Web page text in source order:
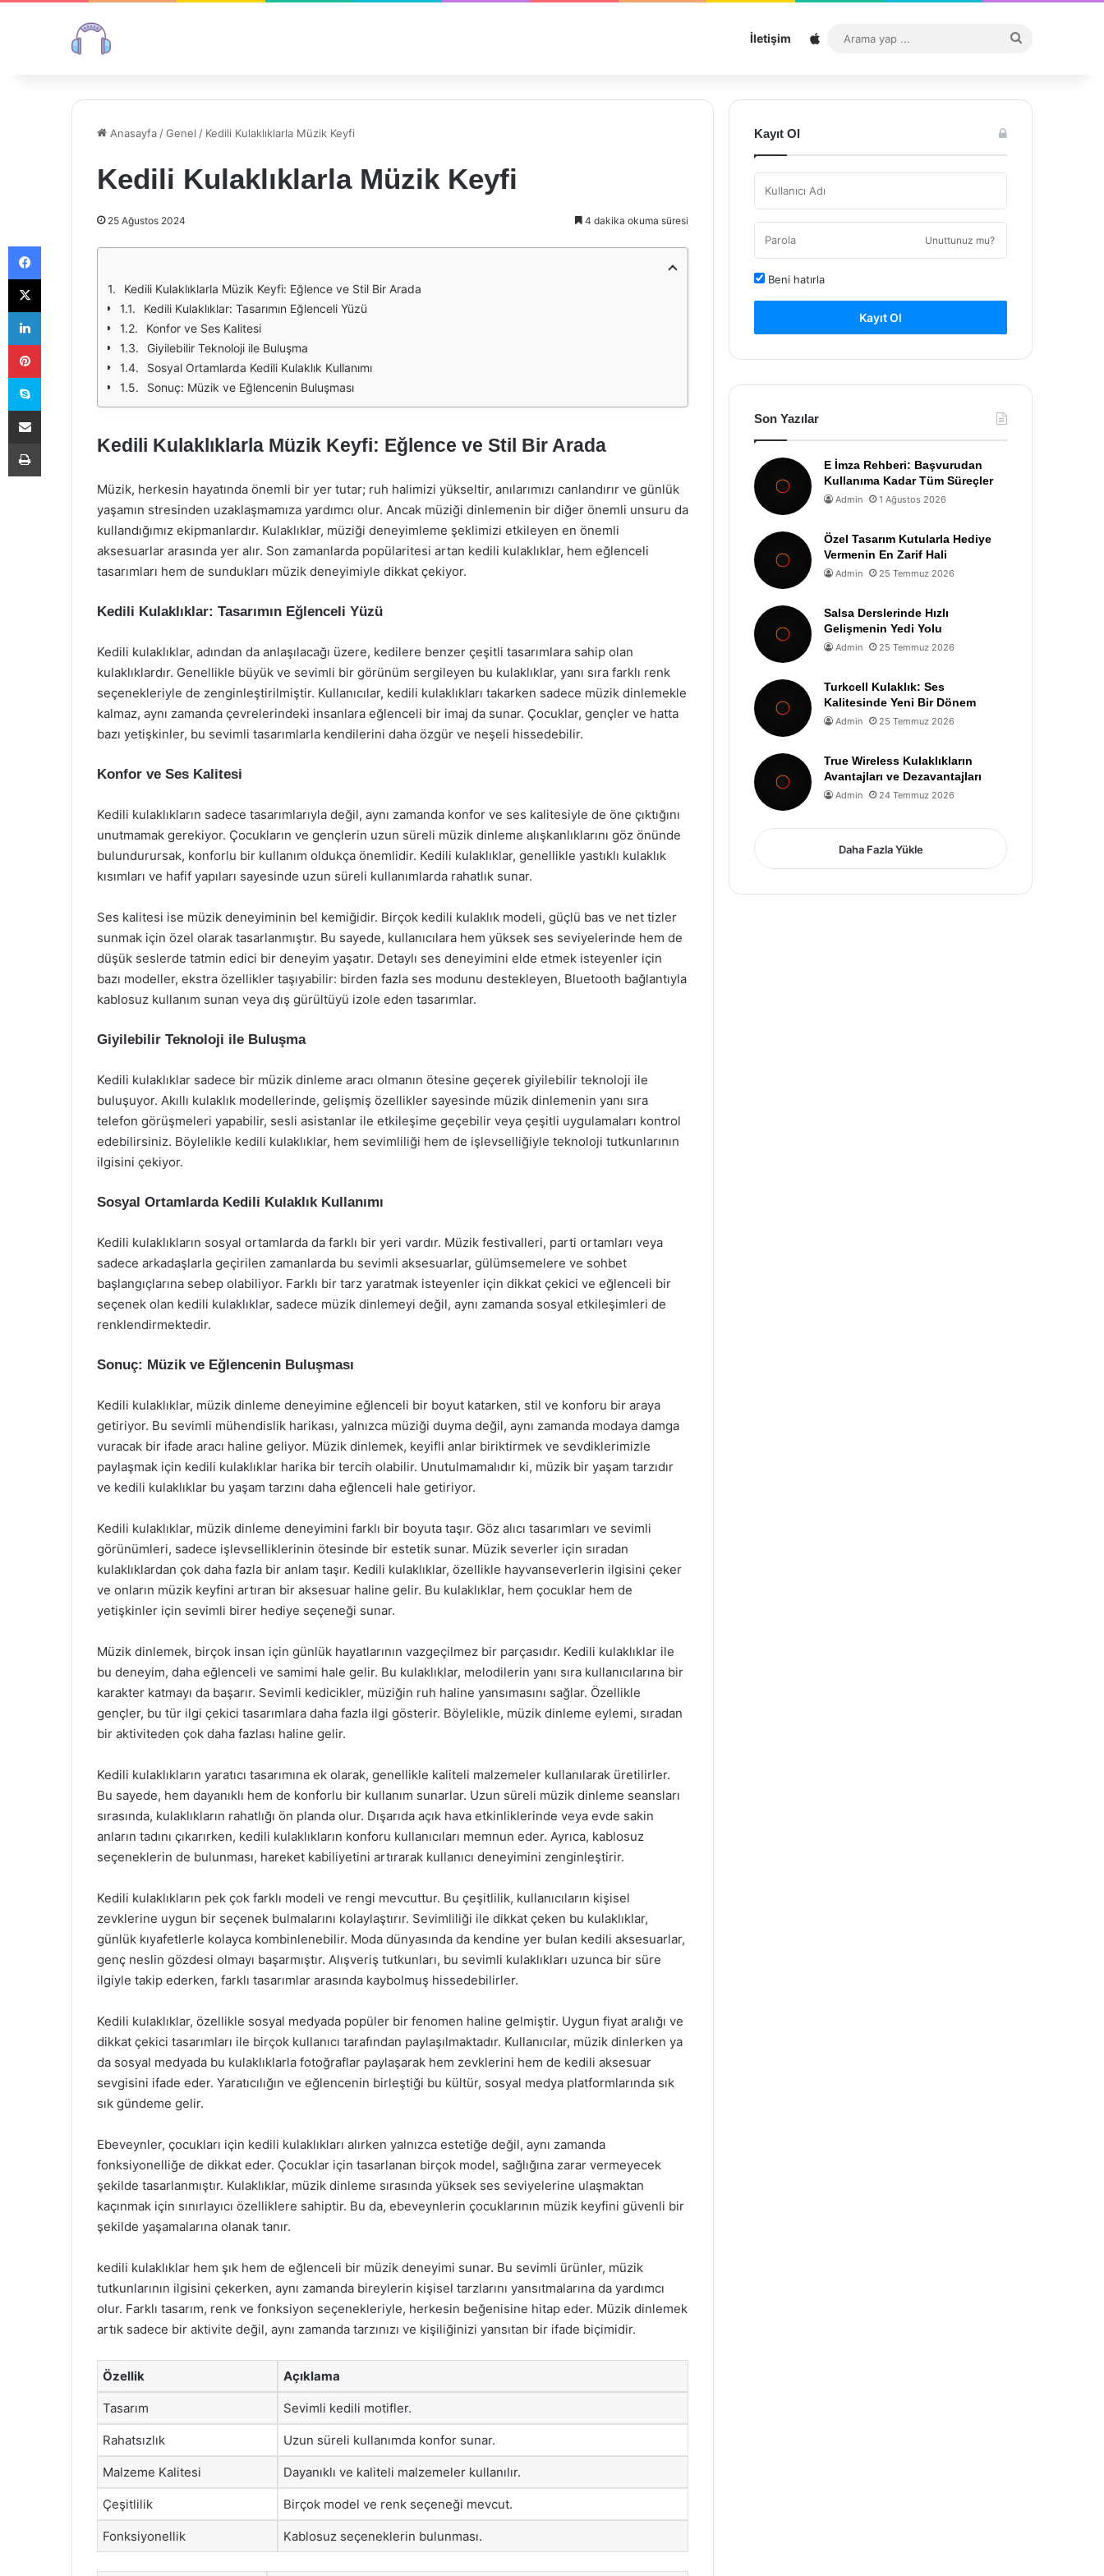
İletişim Sitemap
...
Anasayfa /Genel / Kedili Kulaklıklarla Müzik Keyfi
Kedili Kulaklıklarla Müzik Keyfi
25 Ağustos 2024 4 dakika okuma süresi
Kedili Kulaklıklarla Müzik Keyfi: Eğlence ve Stil Bir Arada
Kedili Kulaklıklar: Tasarımın Eğlenceli Yüzü
Konfor ve Ses Kalitesi
Giyilebilir Teknoloji ile Buluşma
Sosyal Ortamlarda Kedili Kulaklık Kullanımı
Sonuç: Müzik ve Eğlencenin Buluşması
Kedili Kulaklıklarla Müzik Keyfi: Eğlence ve Stil Bir Arada
Müzik, herkesin hayatında önemli bir yer tutar; ruh halimizi yükseltir, anılarımızı canlandırır ve günlük
yaşamın stresinden uzaklaşmamıza yardımcı olur. Ancak müziği dinlemenin bir diğer önemli unsuru da
kullandığımız ekipmanlardır. Kulaklıklar, müziği deneyimleme şeklimizi etkileyen en önemli
aksesuarlar arasında yer alır. Son zamanlarda popülaritesi artan kedili kulaklıklar, hem eğlenceli
tasarımları hem de sundukları müzik deneyimiyle dikkat çekiyor.
Kedili Kulaklıklar: Tasarımın Eğlenceli Yüzü
Kedili kulaklıklar, adından da anlaşılacağı üzere, kedilere benzer çeşitli tasarımlara sahip olan
kulaklıklardır. Genellikle büyük ve sevimli bir görünüm sergileyen bu kulaklıklar, yanı sıra farklı renk
seçenekleriyle de zenginleştirilmiştir. Kullanıcılar, kedili kulaklıkları takarken sadece müzik dinlemekle
kalmaz, aynı zamanda çevrelerindeki insanlara eğlenceli bir imaj da sunar. Çocuklar, gençler ve hatta
bazı yetişkinler, bu sevimli tasarımlarla kendilerini daha özgür ve neşeli hissedebilir.
Konfor ve Ses Kalitesi
Kedili kulaklıkların sadece tasarımlarıyla değil, aynı zamanda konfor ve ses kalitesiyle de öne çıktığını
unutmamak gerekiyor. Çocukların ve gençlerin uzun süreli müzik dinleme alışkanlıklarını göz önünde
bulundurursak, konforlu bir kullanım oldukça önemlidir. Kedili kulaklıklar, genellikle yastıklı kulaklık
kısımları ve hafif yapıları sayesinde uzun süreli kullanımlarda rahatlık sunar.
Ses kalitesi ise müzik deneyiminin bel kemiğidir. Birçok kedili kulaklık modeli, güçlü bas ve net tizler
sunmak için özel olarak tasarlanmıştır. Bu sayede, kullanıcılara hem yüksek ses seviyelerinde hem de
düşük seslerde tatmin edici bir deneyim yaşatır. Detaylı ses deneyimini elde etmek isteyenler için
bazı modeller, ekstra özellikler taşıyabilir: birden fazla ses modunu destekleyen, Bluetooth bağlantıyla
kablosuz kullanım sunan veya dış gürültüyü izole eden tasarımlar.
Giyilebilir Teknoloji ile Buluşma
Kedili kulaklıklar sadece bir müzik dinleme aracı olmanın ötesine geçerek giyilebilir teknoloji ile
buluşuyor. Akıllı kulaklık modellerinde, gelişmiş özellikler sayesinde müzik dinlemenin yanı sıra
telefon görüşmeleri yapabilir, sesli asistanlar ile etkileşime geçebilir veya çeşitli uygulamaları kontrol
edebilirsiniz. Böylelikle kedili kulaklıklar, hem sevimliliği hem de işlevselliğiyle teknoloji tutkunlarının
ilgisini çekiyor.
Sosyal Ortamlarda Kedili Kulaklık Kullanımı
Kedili kulaklıkların sosyal ortamlarda da farklı bir yeri vardır. Müzik festivalleri, parti ortamları veya
sadece arkadaşlarla geçirilen zamanlarda bu sevimli aksesuarlar, gülümsemelere ve sohbet
başlangıçlarına sebep olabiliyor. Farklı bir tarz yaratmak isteyenler için dikkat çekici ve eğlenceli bir
seçenek olan kedili kulaklıklar, sadece müzik dinlemeyi değil, aynı zamanda sosyal etkileşimleri de
renklendirmektedir.
Sonuç: Müzik ve Eğlencenin Buluşması
Kedili kulaklıklar, müzik dinleme deneyimine eğlenceli bir boyut katarken, stil ve konforu bir araya
getiriyor. Bu sevimli mühendislik harikası, yalnızca müziği duyma değil, aynı zamanda modaya damga
vuracak bir ifade aracı haline geliyor. Müzik dinlemek, keyifli anlar biriktirmek ve sevdiklerimizle
paylaşmak için kedili kulaklıklar harika bir tercih olabilir. Unutulmamalıdır ki, müzik bir yaşam tarzıdır
ve kedili kulaklıklar bu yaşam tarzını daha eğlenceli hale getiriyor.
Kedili kulaklıklar, müzik dinleme deneyimini farklı bir boyuta taşır. Göz alıcı tasarımları ve sevimli
görünümleri, sadece işlevselliklerinin ötesinde bir estetik sunar. Müzik severler için sıradan
kulaklıklardan çok daha fazla bir anlam taşır. Kedili kulaklıklar, özellikle hayvanseverlerin ilgisini çeker
ve onların müzik keyfini artıran bir aksesuar haline gelir. Bu kulaklıklar, hem çocuklar hem de
yetişkinler için sevimli birer hediye seçeneği sunar.
Müzik dinlemek, birçok insan için günlük hayatlarının vazgeçilmez bir parçasıdır. Kedili kulaklıklar ile
bu deneyim, daha eğlenceli ve samimi hale gelir. Bu kulaklıklar, melodilerin yanı sıra kullanıcılarına bir
karakter katmayı da başarır. Sevimli kedicikler, müziğin ruh haline yansımasını sağlar. Özellikle
gençler, bu tür ilgi çekici tasarımlara daha fazla ilgi gösterir. Böylelikle, müzik dinleme eylemi, sıradan
bir aktiviteden çok daha fazlası haline gelir.
Kedili kulaklıkların yaratıcı tasarımına ek olarak, genellikle kaliteli malzemeler kullanılarak üretilirler.
Bu sayede, hem dayanıklı hem de konforlu bir kullanım sunarlar. Uzun süreli müzik dinleme seansları
sırasında, kulaklıkların rahatlığı ön planda olur. Dışarıda açık hava etkinliklerinde veya evde sakin
anların tadını çıkarırken, kedili kulaklıkların konforu kullanıcıları memnun eder. Ayrıca, kablosuz
seçeneklerin de bulunması, hareket kabiliyetini artırarak kullanıcı deneyimini zenginleştirir.
Kedili kulaklıkların pek çok farklı modeli ve rengi mevcuttur. Bu çeşitlilik, kullanıcıların kişisel
zevklerine uygun bir seçenek bulmalarını kolaylaştırır. Sevimliliği ile dikkat çeken bu kulaklıklar,
günlük kıyafetlerle kolayca kombinlenebilir. Moda dünyasında da kendine yer bulan kedili aksesuarlar,
genç neslin gözdesi olmayı başarmıştır. Alışveriş tutkunları, bu sevimli kulaklıkları uzunca bir süre
ilgiyle takip ederken, farklı tasarımlar arasında kaybolmuş hissedebilirler.
Kedili kulaklıklar, özellikle sosyal medyada popüler bir fenomen haline gelmiştir. Uygun fiyat aralığı ve
dikkat çekici tasarımları ile birçok kullanıcı tarafından paylaşılmaktadır. Kullanıcılar, müzik dinlerken ya
da sosyal medyada bu kulaklıklarla fotoğraflar paylaşarak hem zevklerini hem de kedili aksesuar
sevgisini ifade eder. Yaratıcılığın ve eğlencenin birleştiği bu kültür, sosyal medya platformlarında sık
sık gündeme gelir.
Ebeveynler, çocukları için kedili kulaklıkları alırken yalnızca estetiğe değil, aynı zamanda
fonksiyonelliğe de dikkat eder. Çocuklar için tasarlanan birçok model, sağlığına zarar vermeyecek
şekilde tasarlanmıştır. Kulaklıklar, müzik dinleme sırasında yüksek ses seviyelerine ulaşmaktan
kaçınmak için sınırlayıcı özelliklere sahiptir. Bu da, ebeveynlerin çocuklarının müzik keyfini güvenli bir
şekilde yaşamalarına olanak tanır.
kedili kulaklıklar hem şık hem de eğlenceli bir müzik deneyimi sunar. Bu sevimli ürünler, müzik
tutkunlarının ilgisini çekerken, aynı zamanda bireylerin kişisel tarzlarını yansıtmalarına da yardımcı
olur. Farklı tasarım, renk ve fonksiyon seçenekleriyle, herkesin beğenisine hitap eder. Müzik dinlemek
artık sadece bir aktivite değil, aynı zamanda tarzınızı ve kişiliğinizi yansıtan bir ifade biçimidir.
Özellik Açıklama
Tasarım Sevimli kedili motifler.
Rahatsızlık Uzun süreli kullanımda konfor sunar.
Malzeme Kalitesi Dayanıklı ve kaliteli malzemeler kullanılır.
Çeşitlilik Birçok model ve renk seçeneği mevcut.
Fonksiyonellik Kablosuz seçeneklerin bulunması.
Kayıt Ol
Unuttunuz mu?
Beni hatırla
Kayıt Ol
Son Yazılar
E İmza Rehberi: Başvurudan
Kullanıma Kadar Tüm Süreçler
Admin 1 Ağustos 2026
Özel Tasarım Kutularla Hediye
Vermenin En Zarif Hali
Admin 25 Temmuz 2026
Salsa Derslerinde Hızlı
Gelişmenin Yedi Yolu
Admin 25 Temmuz 2026
Turkcell Kulaklık: Ses
Kalitesinde Yeni Bir Dönem
Admin 25 Temmuz 2026
True Wireless Kulaklıkların
Avantajları ve Dezavantajları
Admin 24 Temmuz 2026
Daha Fazla Yükle
Facebook
X
LinkedIn
Pinterest
Skype
E-Posta ile paylaş